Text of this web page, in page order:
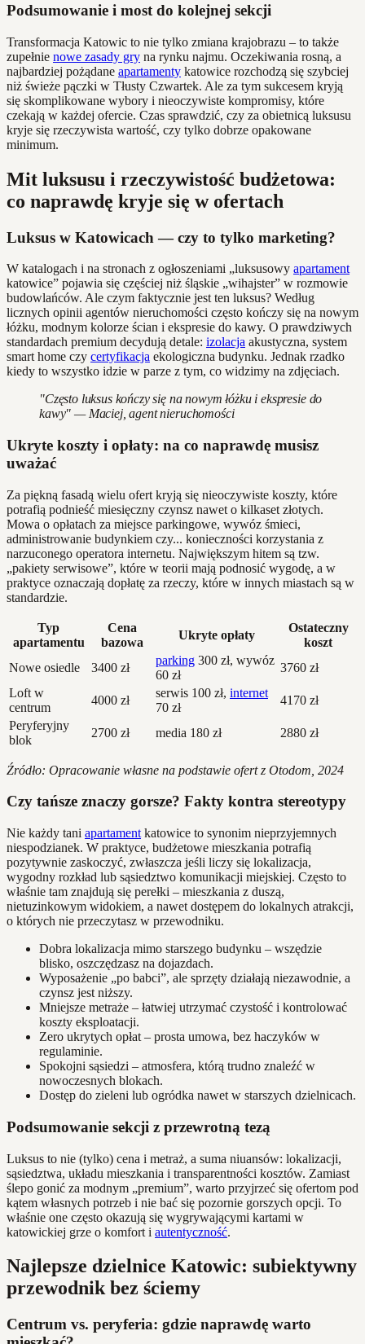
Podsumowanie i most do kolejnej sekcji
Transformacja Katowic to nie tylko zmiana krajobrazu – to także
zupełnie nowe zasady gry na rynku najmu. Oczekiwania rosną, a
najbardziej pożądane apartamenty katowice rozchodzą się szybciej
niż świeże pączki w Tłusty Czwartek. Ale za tym sukcesem kryją
się skomplikowane wybory i nieoczywiste kompromisy, które
czekają w każdej ofercie. Czas sprawdzić, czy za obietnicą luksusu
kryje się rzeczywista wartość, czy tylko dobrze opakowane
minimum.
Mit luksusu i rzeczywistość budżetowa:
co naprawdę kryje się w ofertach
Luksus w Katowicach — czy to tylko marketing?
W katalogach i na stronach z ogłoszeniami „luksusowy apartament
katowice” pojawia się częściej niż śląskie „wihajster” w rozmowie
budowlańców. Ale czym faktycznie jest ten luksus? Według
licznych opinii agentów nieruchomości często kończy się na nowym
łóżku, modnym kolorze ścian i ekspresie do kawy. O prawdziwych
standardach premium decydują detale: izolacja akustyczna, system
smart home czy certyfikacja ekologiczna budynku. Jednak rzadko
kiedy to wszystko idzie w parze z tym, co widzimy na zdjęciach.
"Często luksus kończy się na nowym łóżku i ekspresie do
kawy" — Maciej, agent nieruchomości
Ukryte koszty i opłaty: na co naprawdę musisz
uważać
Za piękną fasadą wielu ofert kryją się nieoczywiste koszty, które
potrafią podnieść miesięczny czynsz nawet o kilkaset złotych.
Mowa o opłatach za miejsce parkingowe, wywóz śmieci,
administrowanie budynkiem czy... konieczności korzystania z
narzuconego operatora internetu. Największym hitem są tzw.
„pakiety serwisowe”, które w teorii mają podnosić wygodę, a w
praktyce oznaczają dopłatę za rzeczy, które w innych miastach są w
standardzie.
Typ
apartamentu
Cena
bazowa
Ukryte opłaty
Ostateczny
koszt
Nowe osiedle
3400 zł
parking 300 zł, wywóz
60 zł
3760 zł
Loft w
centrum
4000 zł
serwis 100 zł, internet
70 zł
4170 zł
Peryferyjny
blok
2700 zł media 180 zł 2880 zł
Źródło: Opracowanie własne na podstawie ofert z Otodom, 2024
Czy tańsze znaczy gorsze? Fakty kontra stereotypy
Nie każdy tani apartament katowice to synonim nieprzyjemnych
niespodzianek. W praktyce, budżetowe mieszkania potrafią
pozytywnie zaskoczyć, zwłaszcza jeśli liczy się lokalizacja,
wygodny rozkład lub sąsiedztwo komunikacji miejskiej. Często to
właśnie tam znajdują się perełki – mieszkania z duszą,
nietuzinkowym widokiem, a nawet dostępem do lokalnych atrakcji,
o których nie przeczytasz w przewodniku.
Dobra lokalizacja mimo starszego budynku – wszędzie
blisko, oszczędzasz na dojazdach.
Wyposażenie „po babci”, ale sprzęty działają niezawodnie, a
czynsz jest niższy.
Mniejsze metraże – łatwiej utrzymać czystość i kontrolować
koszty eksploatacji.
Zero ukrytych opłat – prosta umowa, bez haczyków w
regulaminie.
Spokojni sąsiedzi – atmosfera, którą trudno znaleźć w
nowoczesnych blokach.
Dostęp do zieleni lub ogródka nawet w starszych dzielnicach.
Podsumowanie sekcji z przewrotną tezą
Luksus to nie (tylko) cena i metraż, a suma niuansów: lokalizacji,
sąsiedztwa, układu mieszkania i transparentności kosztów. Zamiast
ślepo gonić za modnym „premium”, warto przyjrzeć się ofertom pod
kątem własnych potrzeb i nie bać się pozornie gorszych opcji. To
właśnie one często okazują się wygrywającymi kartami w
katowickiej grze o komfort i autentyczność.
Najlepsze dzielnice Katowic: subiektywny
przewodnik bez ściemy
Centrum vs. peryferia: gdzie naprawdę warto